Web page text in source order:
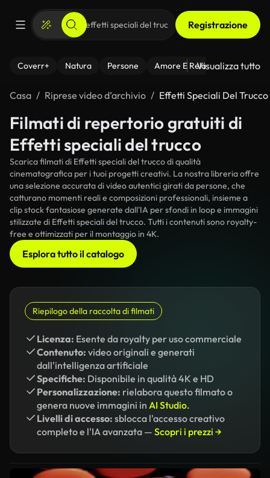
Registrazione
Coverr+ Natura Persone Amore E Relazioni Il
Visualizza tutto
Casa Riprese video d’archivio Effetti Speciali Del Trucco
Filmati di repertorio gratuiti di
Effetti speciali del trucco
Scarica filmati di Effetti speciali del trucco di qualità
cinematografica per i tuoi progetti creativi. La nostra libreria offre
una selezione accurata di video autentici girati da persone, che
catturano momenti reali e composizioni professionali, insieme a
clip stock fantasiose generate dall'IA per sfondi in loop e immagini
stilizzate di Effetti speciali del trucco. Tutti i contenuti sono royalty-
free e ottimizzati per il montaggio in 4K.
Esplora tutto il catalogo
Riepilogo della raccolta di filmati
Licenza: Esente da royalty per uso commerciale
Contenuto: video originali e generati
dall'intelligenza artificiale
Specifiche: Disponibile in qualità 4K e HD
Personalizzazione: rielabora questo filmato o
genera nuove immagini in AI Studio.
Livelli di accesso: sblocca l'accesso creativo
completo e l'IA avanzata — Scopri i prezzi →